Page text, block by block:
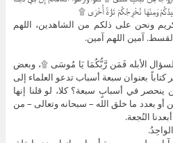
وَمِنْهَا نُخْرِجُكُمْ تَارَةً أُخْرَى ۩
ونحن على ذلكم من الشاهدين، اللهم
آمين اللهم آمين.
الأبله فَمَن رَّبُّكُمَا يَا مُوسَى ۩، وبعض
بعنوان سبعة أسباب تدعو العلماء إلى
ينحصر في أسبابٍ سبعة؟ كلا، لو قلنا إنها
أو بعدد ما خلق الله – سبحانه وتعالى – من
النُجعة.